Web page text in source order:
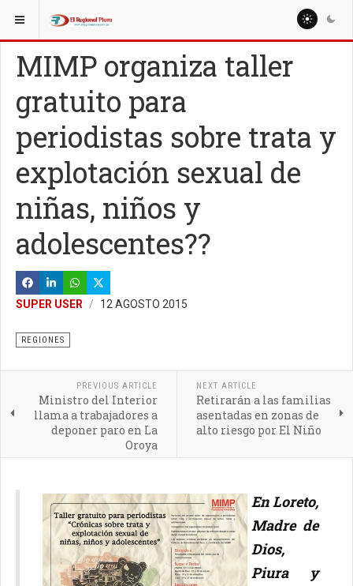
ESTÁ AQUÍ: NACIONALES
MIMP organiza taller
gratuito para
periodistas sobre trata y
explotación sexual de
niñas, niños y
adolescentes??
SUPER USER 12 AGOSTO 2015
REGIONES
PREVIOUS ARTICLE
Ministro del Interior
llama a trabajadores a
deponer paro en La
Oroya
NEXT ARTICLE
Retirarán a las familias
asentadas en zonas de
alto riesgo por El Niño
En Loreto,
Madre de
Dios,
Piura y